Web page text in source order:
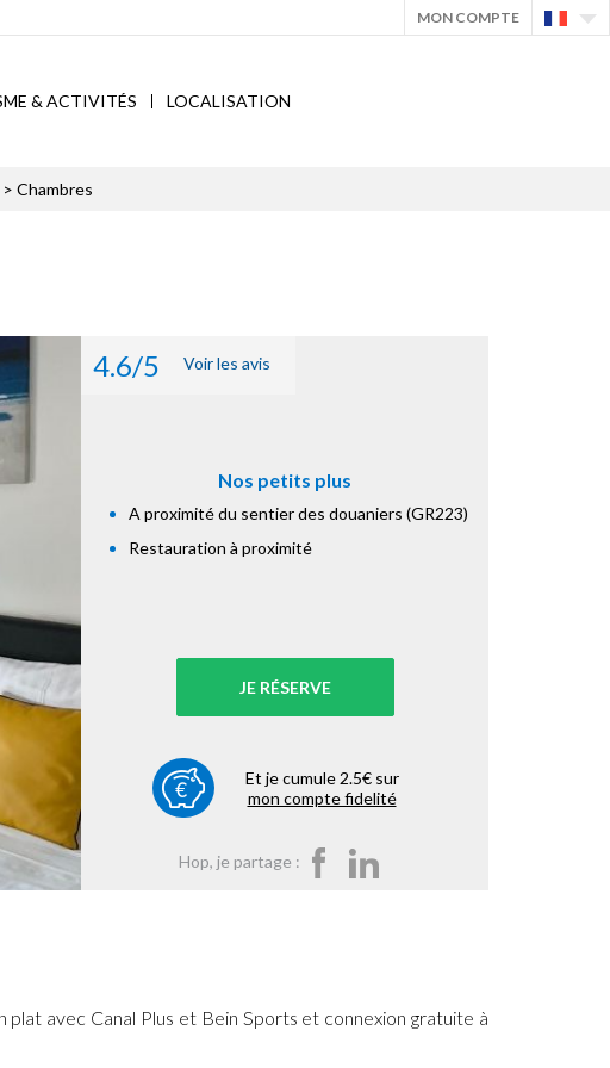
MON COMPTE
& ACTIVITÉS LOCALISATION
> Chambres
4.6/5 Voir les avis
Nos petits plus
A proximité du sentier des douaniers (GR223)
Restauration à proximité
JE RÉSERVE
Et je cumule 2.5€ sur
mon compte fidelité
Hop, je partage :
avec Canal Plus et Bein Sports et connexion gratuite à